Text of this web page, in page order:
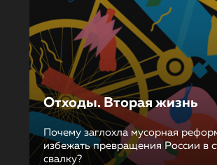
Отходы. Вторая жизнь
Почему заглохла мусорная
избежать превращения России в
свалку?